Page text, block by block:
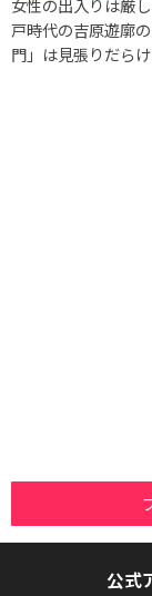
女性の出入りは厳
戸時代の吉原遊廓
門」は見張りだら
公式